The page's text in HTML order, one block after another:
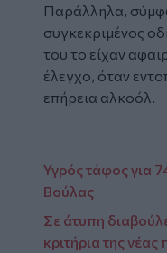
Παράλληλα,
συγκεκριμένος
του το είχαν
έλεγχο, όταν
επήρεια αλκοόλ.
Υγρός τάφος για
Βούλας
Σε άτυπη
κριτήρια της